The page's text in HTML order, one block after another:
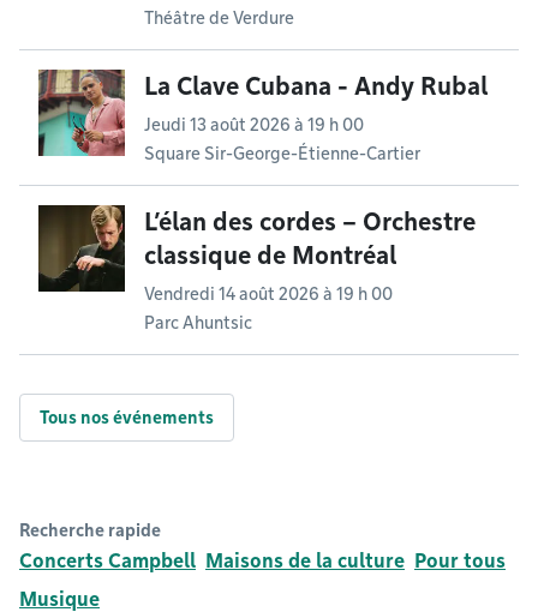
Théâtre de Verdure
La Clave Cubana - Andy Rubal
Jeudi 13 août 2026 à 19 h 00
Square Sir-George-Étienne-Cartier
L’élan des cordes – Orchestre
classique de Montréal
Vendredi 14 août 2026 à 19 h 00
Parc Ahuntsic
Tous nos événements
Recherche rapide
Concerts Campbell Maisons de la culture Pour tous
Musique